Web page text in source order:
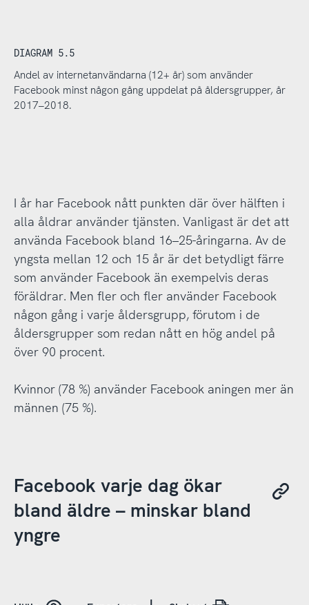
DIAGRAM 5.5
Andel av internetanvändarna (12+ år) som använder
Facebook minst någon gång uppdelat på åldersgrupper, år
2017–2018.
I år har Facebook nått punkten där över hälften i
alla åldrar använder tjänsten. Vanligast är det att
använda Facebook bland 16–25-åringarna. Av de
yngsta mellan 12 och 15 år är det betydligt färre
som använder Facebook än exempelvis deras
föräldrar. Men fler och fler använder Facebook
någon gång i varje åldersgrupp, förutom i de
åldersgrupper som redan nått en hög andel på
över 90 procent.
Kvinnor (78 %) använder Facebook aningen mer än
männen (75 %).
Facebook varje dag ökar
bland äldre – minskar bland
yngre